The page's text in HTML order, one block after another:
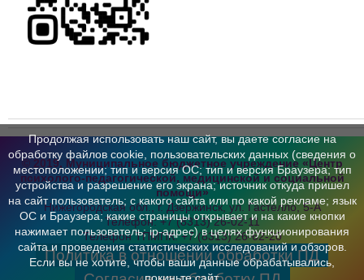
© 2019, Муниципальное бюджетное учреждение «Центр
психолого-педагогической, медицинской и социальной
помощи»
Нижегородская обл., г. Дзержинск,ул. Гастелло, 5-А
Телефон:+7 (8313) 26-02-11
Телефон ТПМПК:+7 (8313) 26-62-20
Политика в отношении обработки ПД
Продолжая использовать наш сайт, вы даете согласие на
обработку файлов cookie, пользовательских данных (сведения о
местоположении; тип и версия ОС; тип и версия Браузера; тип
устройства и разрешение его экрана; источник откуда пришел
на сайт пользователь; с какого сайта или по какой рекламе; язык
ОС и Браузера; какие страницы открывает и на какие кнопки
нажимает пользователь; ip-адрес) в целях функционирования
сайта и проведения статистических исследований и обзоров.
Если вы не хотите, чтобы ваши данные обрабатывались,